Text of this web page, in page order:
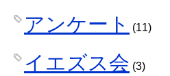
アンケート (11)
イエズス会 (3)